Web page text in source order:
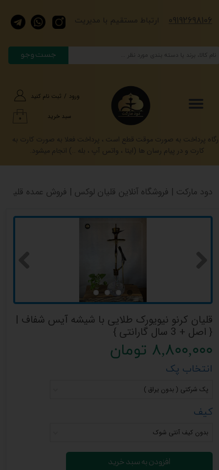
جست وجو
ورود / ثبت نام کنید
حساب کاربری من
سفارشات
خروج از حساب کاربری
۰ سبد خرید
​​​ارتباط مستقیم با مدیریت ​​​09192698106
پرداخت به صورت موقت قطع است ، پرداخت فعلا به صورت کارت به
کارت و در پیام رسان ها (ایتا ، واتس آپ ، بله ..) انجام میشود.
دود مارکت | فروشگاه آنلاین قلیان لوکس | فروش عمده قلیان
قلیان کرنو نیویورک طلایی با شیشه آیس شفاف |
{ اصل + 3 سال گارانتی }
۸,۸۰۰,۰۰۰ تومان
انتخاب پک
پک شرکتی ( بدون یراق )
کیف
بدون کیف آنتی شوک
افزودن به سبد خرید